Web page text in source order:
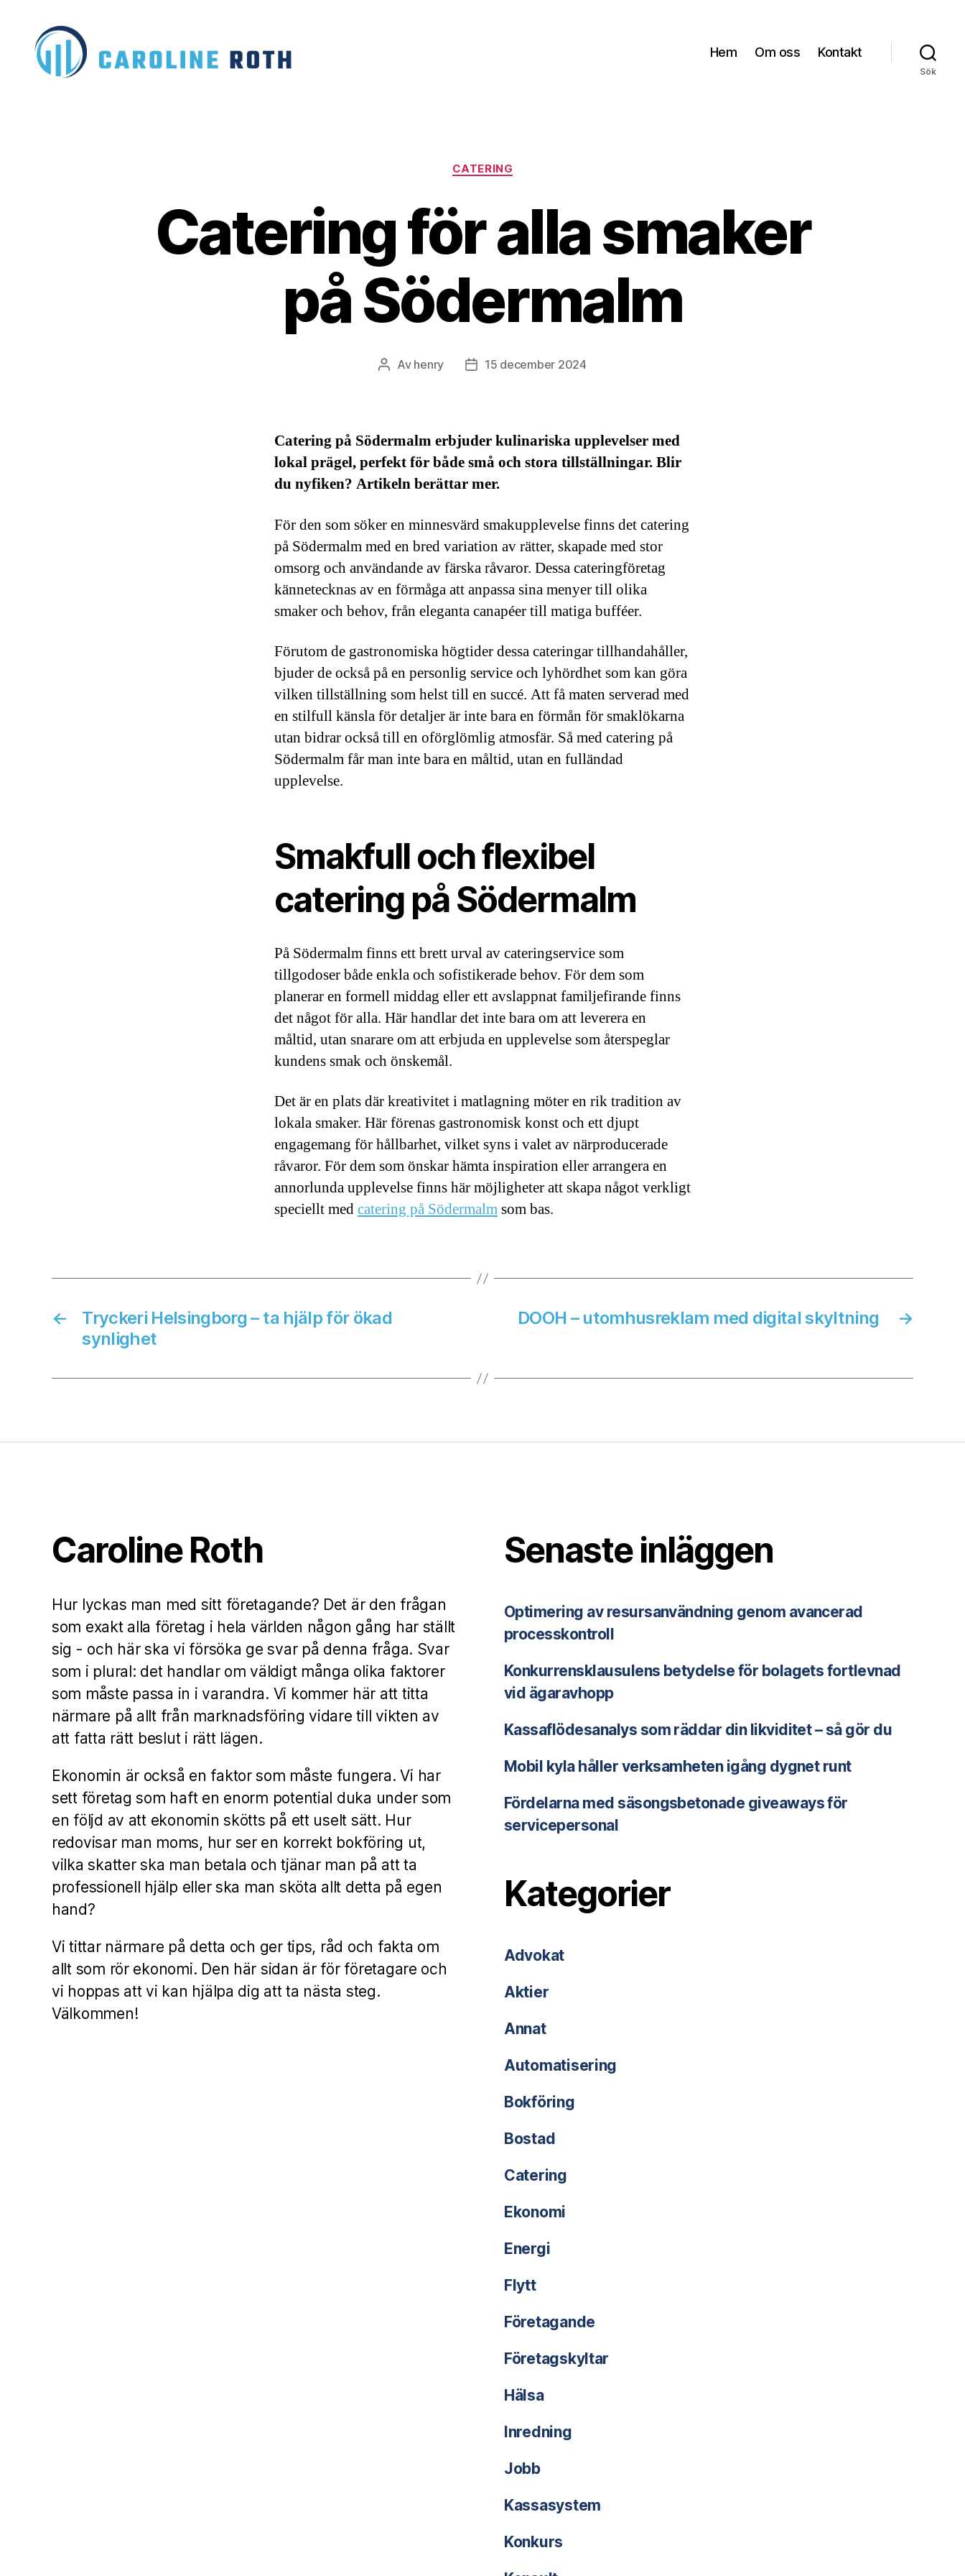
Hem Om oss Kontakt
Sök
Kategorier
CATERING
Catering för alla smaker
på Södermalm
Inläggsförfattare
Av henry Inläggsdatum
15 december 2024
Catering på Södermalm erbjuder kulinariska upplevelser med
lokal prägel, perfekt för både små och stora tillställningar. Blir
du nyfiken? Artikeln berättar mer.
För den som söker en minnesvärd smakupplevelse finns det catering
på Södermalm med en bred variation av rätter, skapade med stor
omsorg och användande av färska råvaror. Dessa cateringföretag
kännetecknas av en förmåga att anpassa sina menyer till olika
smaker och behov, från eleganta canapéer till matiga bufféer.
Förutom de gastronomiska högtider dessa cateringar tillhandahåller,
bjuder de också på en personlig service och lyhördhet som kan göra
vilken tillställning som helst till en succé. Att få maten serverad med
en stilfull känsla för detaljer är inte bara en förmån för smaklökarna
utan bidrar också till en oförglömlig atmosfär. Så med catering på
Södermalm får man inte bara en måltid, utan en fulländad
upplevelse.
Smakfull och flexibel
catering på Södermalm
På Södermalm finns ett brett urval av cateringservice som
tillgodoser både enkla och sofistikerade behov. För dem som
planerar en formell middag eller ett avslappnat familjefirande finns
det något för alla. Här handlar det inte bara om att leverera en
måltid, utan snarare om att erbjuda en upplevelse som återspeglar
kundens smak och önskemål.
Det är en plats där kreativitet i matlagning möter en rik tradition av
lokala smaker. Här förenas gastronomisk konst och ett djupt
engagemang för hållbarhet, vilket syns i valet av närproducerade
råvaror. För dem som önskar hämta inspiration eller arrangera en
annorlunda upplevelse finns här möjligheter att skapa något verkligt
speciellt medcatering på Södermalmsom bas.
←
Tryckeri Helsingborg – ta hjälp för ökad
synlighet
→
DOOH – utomhusreklam med digital skyltning
Caroline Roth
Hur lyckas man med sitt företagande? Det är den frågan
som exakt alla företag i hela världen någon gång har ställt
sig - och här ska vi försöka ge svar på denna fråga. Svar
som i plural: det handlar om väldigt många olika faktorer
som måste passa in i varandra. Vi kommer här att titta
närmare på allt från marknadsföring vidare till vikten av
att fatta rätt beslut i rätt lägen.
Ekonomin är också en faktor som måste fungera. Vi har
sett företag som haft en enorm potential duka under som
en följd av att ekonomin skötts på ett uselt sätt. Hur
redovisar man moms, hur ser en korrekt bokföring ut,
vilka skatter ska man betala och tjänar man på att ta
professionell hjälp eller ska man sköta allt detta på egen
hand?
Vi tittar närmare på detta och ger tips, råd och fakta om
allt som rör ekonomi. Den här sidan är för företagare och
vi hoppas att vi kan hjälpa dig att ta nästa steg.
Välkommen!
Senaste inläggen
Optimering av resursanvändning genom avancerad
processkontroll
Konkurrensklausulens betydelse för bolagets fortlevnad
vid ägaravhopp
Kassaflödesanalys som räddar din likviditet – så gör du
Mobil kyla håller verksamheten igång dygnet runt
Fördelarna med säsongsbetonade giveaways för
servicepersonal
Kategorier
Advokat
Aktier
Annat
Automatisering
Bokföring
Bostad
Catering
Ekonomi
Energi
Flytt
Företagande
Företagskyltar
Hälsa
Inredning
Jobb
Kassasystem
Konkurs